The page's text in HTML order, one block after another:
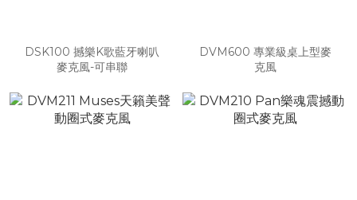
DSK100 撼樂K歌藍牙喇叭
麥克風-可串聯
DVM600 專業級桌上型麥
克風